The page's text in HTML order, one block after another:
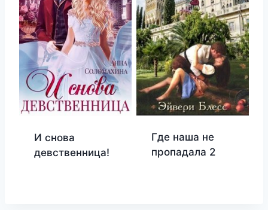
И снова
девственница!
Где наша не
пропадала 2